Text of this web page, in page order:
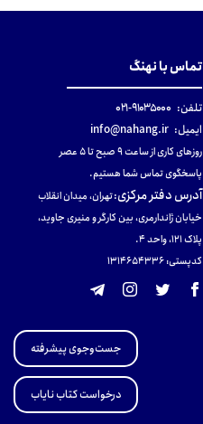
تماس با نهنگ
تلفن: ۹۱۰۳۵۰۰۰-۰۲۱
ایمیل: info@nahang.ir
روزهای کاری از ساعت ۹ صبح تا ۵ عصر
پاسخگوی تماس شما هستیم.
آدرس دفتر مرکزی:تهران، میدان انقلاب
خیابان ژاندارمری، بین کارگر و منیری جاوید،
پلاک 121، واحد ۴.
کدپستی: 131465433۶
جست‌وجوی پیشرفته
درخواست کتاب نایاب